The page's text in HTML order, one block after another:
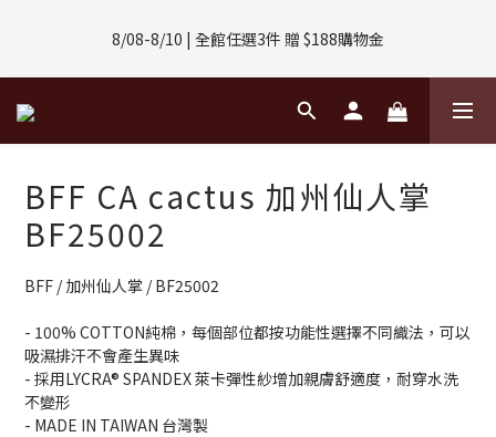
(數量有限售完不補)
8/08-8/10 | 全館任選3件 贈 $188購物金
8/01-8/31 | 任選2件CUBOX正價商品 贈【威靈頓 / 波士頓墨鏡】
BFF CA cactus 加州仙人掌
BF25002
BFF / 加州仙人掌 / BF25002
- 100% COTTON純棉，每個部位都按功能性選擇不同織法，可以
吸濕排汗不會產生異味
- 採用LYCRA® SPANDEX 萊卡彈性紗增加親膚舒適度，耐穿水洗
不變形
- MADE IN TAIWAN 台灣製